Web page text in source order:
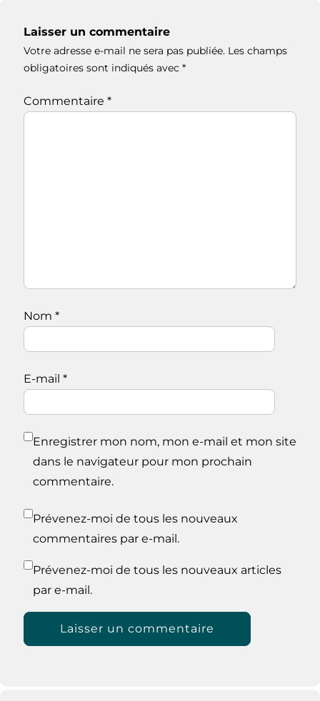
Laisser un commentaire
Votre adresse e-mail ne sera pas publiée. Les champs
obligatoires sont indiqués avec *
Commentaire *
Nom *
E-mail *
Enregistrer mon nom, mon e-mail et mon site
dans le navigateur pour mon prochain
commentaire.
Prévenez-moi de tous les nouveaux
commentaires par e-mail.
Prévenez-moi de tous les nouveaux articles
par e-mail.